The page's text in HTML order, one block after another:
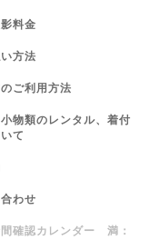
料金
方法
ご利用方法
物類のレンタル、着付
て
わせ
確認カレンダー 満：